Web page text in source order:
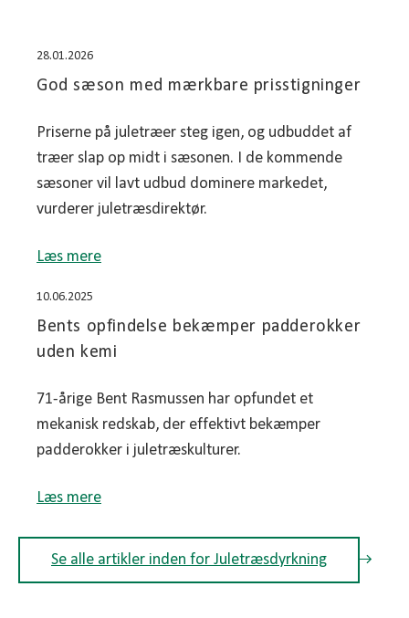
28.01.2026
God sæson med mærkbare prisstigninger
Priserne på juletræer steg igen, og udbuddet af
træer slap op midt i sæsonen. I de kommende
sæsoner vil lavt udbud dominere markedet,
vurderer juletræsdirektør.
Læs mere
10.06.2025
Bents opfindelse bekæmper padderokker
uden kemi
71-årige Bent Rasmussen har opfundet et
mekanisk redskab, der effektivt bekæmper
padderokker i juletræskulturer.
Læs mere
Se alle artikler inden for Juletræsdyrkning